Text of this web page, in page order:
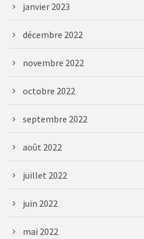
janvier 2023
décembre 2022
novembre 2022
octobre 2022
septembre 2022
août 2022
juillet 2022
juin 2022
mai 2022